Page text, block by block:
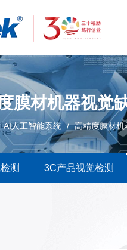
膜材机器视觉
AI人工智能系统 / 高精度膜材
测 3C产品视觉检测